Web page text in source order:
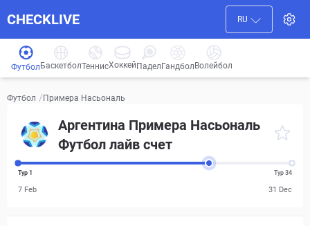
CHECKLIVE RU
Футбол БаскетболТеннисХоккей ПаделГандбол Волейбол
Футбол /Примера Насьональ
Аргентина Примера Насьональ
Футбол лайв счет
Тур 1 Тур 34
7 Feb 31 Dec